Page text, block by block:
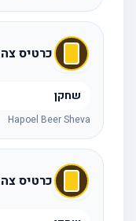
כרטיס צהוב
שחקן
Hapoel Beer Sheva
כרטיס צהוב